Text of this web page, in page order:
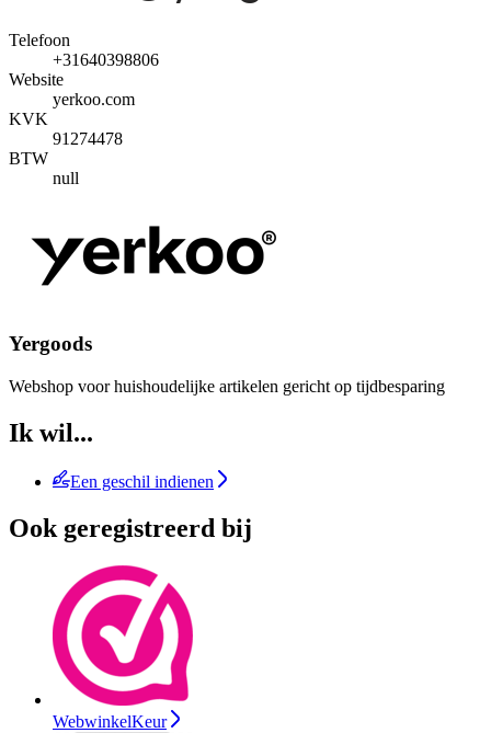
Telefoon
+31640398806
Website
yerkoo.com
KVK
91274478
BTW
null
Yergoods
Webshop voor huishoudelijke artikelen gericht op tijdbesparing
Ik wil...
Een geschil indienen
Ook geregistreerd bij
WebwinkelKeur